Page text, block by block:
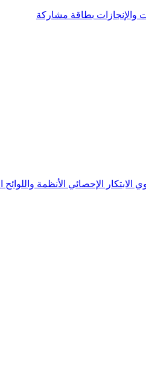
والإنجازات بطاقة مشاركة
الابتكار الإحصائي الأنظمة واللوائح